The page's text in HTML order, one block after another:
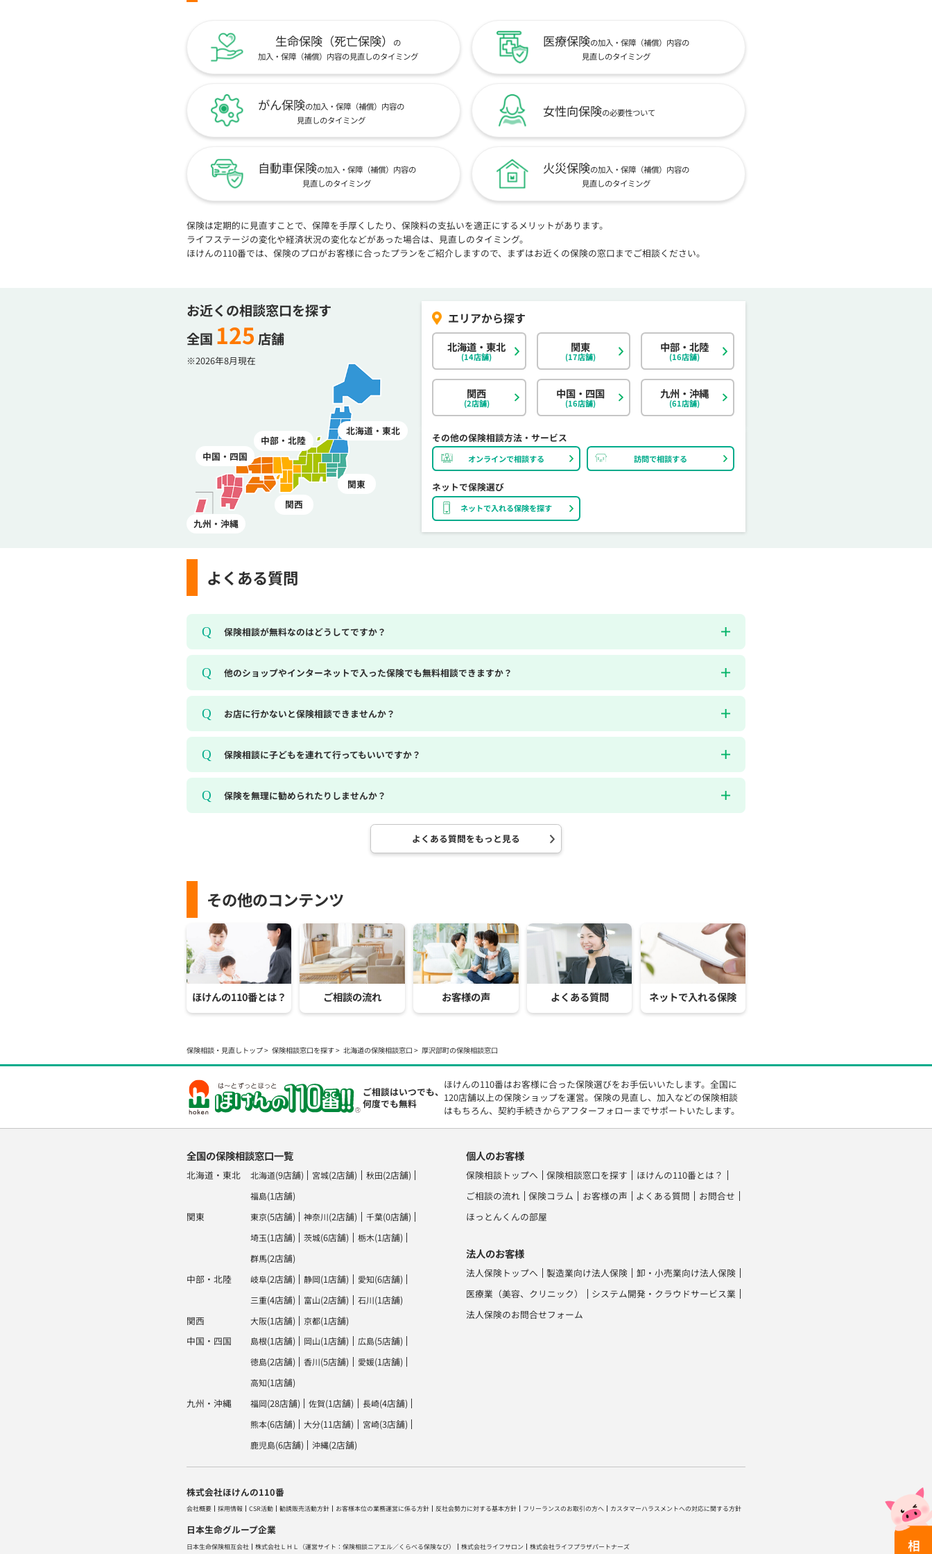
生命保険（死亡保険）
の
加入・保障（補償）内容の見直しのタイミング
医療保険の加入・保障（補償）内容の
見直しのタイミング
がん保険の加入・保障（補償）内容の
見直しのタイミング
女性向保険の必要性ついて
自動車保険の加入・保障（補償）内容の
見直しのタイミング
火災保険の加入・保障（補償）内容の
見直しのタイミング
保険は定期的に見直すことで、保障を手厚くしたり、保険料の支払いを適正にするメリットがあります。
ライフステージの変化や経済状況の変化などがあった場合は、見直しのタイミング。
ほけんの110番では、保険のプロがお客様に合ったプランをご紹介しますので、まずはお近くの保険の窓口までご相談ください。
その他の保険相談方法・サービス
オンラインで相談する 訪問で相談する
ネットで保険選び
ネットで入れる保険を探す
お近くの相談窓口を探す
全国 125 店舗
北海道・東北
関東
中部・北陸
関西
中国・四国
九州・沖縄
北海道・東北
(14店舗)
関東
(17店舗)
中部・北陸
(16店舗)
関西
(2店舗)
中国・四国
(16店舗)
九州・沖縄
(61店舗)
※2026年8月現在
よくある質問
保険相談が無料なのはどうしてですか？
他のショップやインターネットで入った保険でも無料相談できますか？
お店に行かないと保険相談できませんか？
保険相談に子どもを連れて行ってもいいですか？
保険を無理に勧められたりしませんか？
よくある質問をもっと見る
その他のコンテンツ
ほけんの110番とは？ ご相談の流れ お客様の声 よくある質問 ネットで入れる保険
保険相談・見直しトップ 保険相談窓口を探す 北海道の保険相談窓口 厚沢部町の保険相談窓口
ご相談はいつでも、
何度でも無料
ほけんの110番はお客様に合った保険選びをお手伝いいたします。全国に
120店舗以上の保険ショップを運営。保険の見直し、加入などの保険相談
はもちろん、契約手続きからアフターフォローまでサポートいたします。
全国の保険相談窓口一覧
北海道・東北 北海道(9店舗) 宮城(2店舗) 秋田(2店舗)
福島(1店舗)
関東
東京(5店舗) 神奈川(2店舗) 千葉(0店舗)
埼玉(1店舗) 茨城(6店舗) 栃木(1店舗)
群馬(2店舗)
中部・北陸
岐阜(2店舗) 静岡(1店舗) 愛知(6店舗)
三重(4店舗) 富山(2店舗) 石川(1店舗)
関西
大阪(1店舗) 京都(1店舗)
中国・四国
島根(1店舗) 岡山(1店舗) 広島(5店舗)
徳島(2店舗) 香川(5店舗) 愛媛(1店舗)
高知(1店舗)
九州・沖縄
福岡(28店舗) 佐賀(1店舗) 長崎(4店舗)
熊本(6店舗) 大分(11店舗) 宮崎(3店舗)
鹿児島(6店舗) 沖縄(2店舗)
個人のお客様
保険相談トップへ 保険相談窓口を探す
ほけんの110番とは？
ご相談の流れ
保険コラム お客様の声 よくある質問
お問合せ
ほっとんくんの部屋
法人のお客様
法人保険トップへ 製造業向け法人保険
卸・小売業向け法人保険
医療業（美容、クリニック）
システム開発・クラウドサービス業
法人保険のお問合せフォーム
株式会社ほけんの110番
会社概要 採用情報 CSR活動 勧誘販売活動方針 お客様本位の業務運営に係る方針 反社会勢力に対する基本方針 フリーランスのお取引の方へ カスタマーハラスメントへの対応に関する方針
日本生命グループ企業
日本生命保険相互会社 株式会社ＬＨＬ （運営サイト： 保険相談ニアエル／くらべる保険なび） 株式会社ライフサロン 株式会社ライフプラザパートナーズ